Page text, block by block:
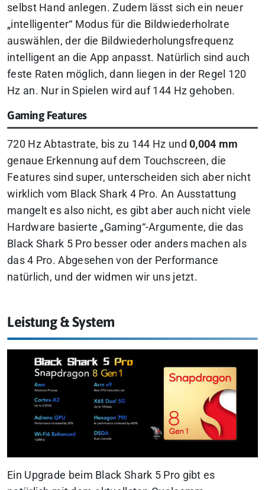
selbst Hand anlegen. Zudem lässt sich ein neuer
„intelligenter“ Modus für die Bildwiederholrate
auswählen, der die Bildwiederholungsfrequenz
intelligent an die App anpasst. Natürlich sind auch
feste Raten möglich, dann liegen in der Regel 120
Hz an. Nur in Spielen wird auf 144 Hz gehoben.
Gaming Features
720 Hz Abtastrate, bis zu 144 Hz und0,004 mm
genaue Erkennung auf dem Touchscreen, die
Features sind super, unterscheiden sich aber nicht
wirklich vom Black Shark 4 Pro. An Ausstattung
mangelt es also nicht, es gibt aber auch nicht viele
Hardware basierte „Gaming“-Argumente, die das
Black Shark 5 Pro besser oder anders machen als
das 4 Pro. Abgesehen von der Performance
natürlich, und der widmen wir uns jetzt.
Leistung & System
Ein Upgrade beim Black Shark 5 Pro gibt es